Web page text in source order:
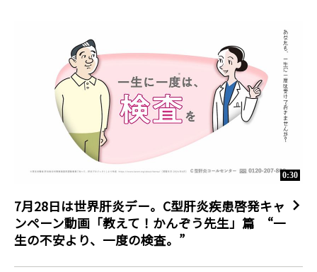
0:30
7月28日は世界肝炎デー。C型肝炎疾患啓発キャ
ンペーン動画「教えて！かんぞう先生」篇 “一
生の不安より、一度の検査。”